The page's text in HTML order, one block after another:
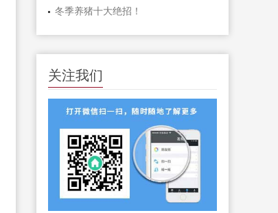
冬季养猪十大绝招！
关注我们